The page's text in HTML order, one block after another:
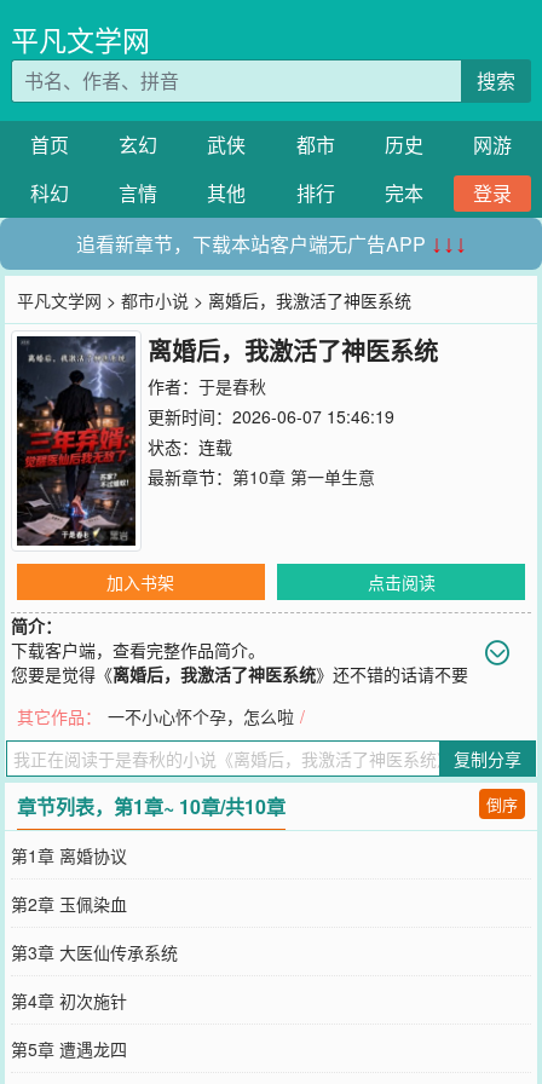
平凡文学网
搜索
首页 玄幻 武侠 都市 历史
网游
科幻
言情 其他 排行 完本
登录
追看新章节，下载本站客户端无广告APP ↓↓↓
平凡文学网 >都市小说 > 离婚后，我激活了神医系统
离婚后，我激活了神医系统
作者： 于是春秋
更新时间：2026-06-07 15:46:19
状态：连载
最新章节： 第10章 第一单生意
加入书架
点击阅读
简介：
下载客户端，查看完整作品简介。
您要是觉得《离婚后，我激活了神医系统》还不错的话请不要
其它作品： 一不小心怀个孕，怎么啦 /
复制分享
章节列表，第1章~ 10章/共10章 倒序
第1章 离婚协议
第2章 玉佩染血
第3章 大医仙传承系统
第4章 初次施针
第5章 遭遇龙四